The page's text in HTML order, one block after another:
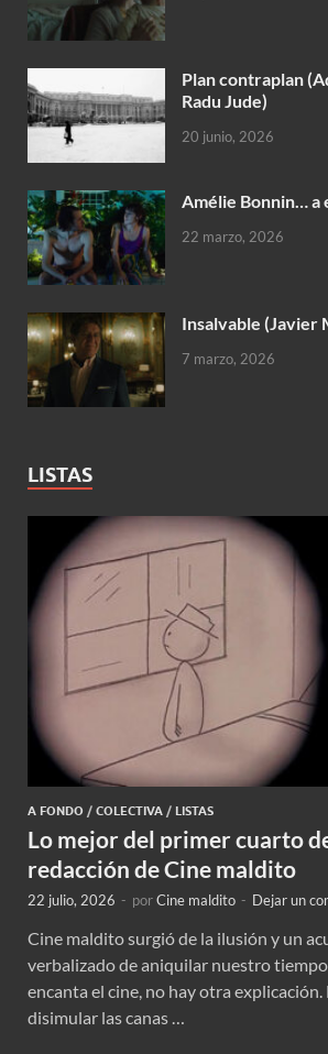
Plan contraplan
Radu Jude)
20 junio, 2026
Amélie Bonnin… a
22 marzo, 2026
Insalvable (Javier
7 marzo, 2026
LISTAS
A FONDO / COLECTIVA / LISTAS
Lo mejor del primer cuarto
redacción de Cine maldito
22 julio, 2026 - porCine maldito - Dejar un
Cine maldito surgió de la ilusión y un
verbalizado de aniquilar nuestro
encanta el cine, no hay otra explicación.
disimular las canas …